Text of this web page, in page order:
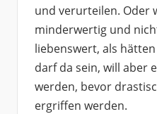
und verurteilen. Oder
minderwertig und
liebenswert, als
darf da sein, will aber
werden, bevor
ergriffen werden.